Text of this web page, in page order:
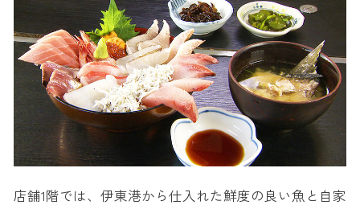
店舗1階では、伊東港から仕入れた鮮度の良い魚と自家